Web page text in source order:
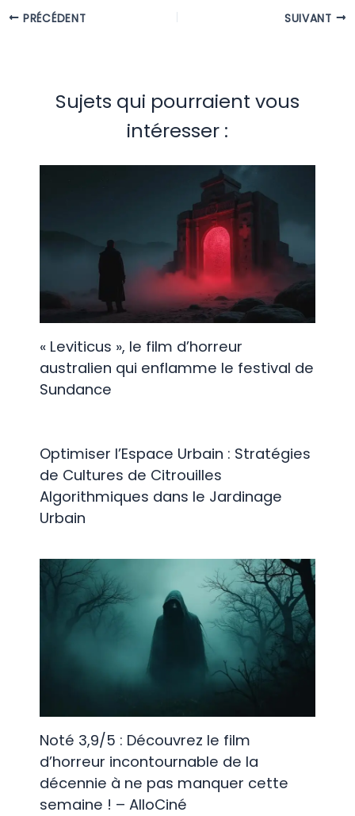
PRÉCÉDENT SUIVANT
Sujets qui pourraient vous
intéresser :
« Leviticus », le film d’horreur
australien qui enflamme le festival de
Sundance
Optimiser l’Espace Urbain : Stratégies
de Cultures de Citrouilles
Algorithmiques dans le Jardinage
Urbain
Noté 3,9/5 : Découvrez le film
d’horreur incontournable de la
décennie à ne pas manquer cette
semaine ! – AlloCiné